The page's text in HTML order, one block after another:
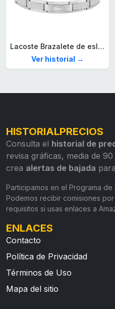
Lacoste Brazalete de eslabón para Hombre Colección STENCIL de Acero inoxidable
Ver historial →
HISTORIALPRECIOS
Consulta el historial de
revisa gráficas, media de
crea alertas de bajada
Participamos en el Programa de
Podemos recibir comisiones
requisitos si usas enlaces a
ENLACES
Contacto
Política de Privacidad
Términos de Uso
Mapa del sitio